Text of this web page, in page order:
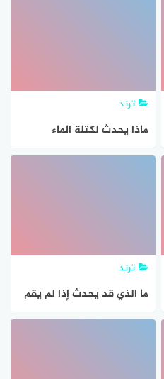
ترند
ماذا يحدث لكتلة الماء
الموجودة في بركة صغيرة
ترند
ما الذي قد يحدث إذا لم يقم
العلماء بإيصال نتائجهم إلي